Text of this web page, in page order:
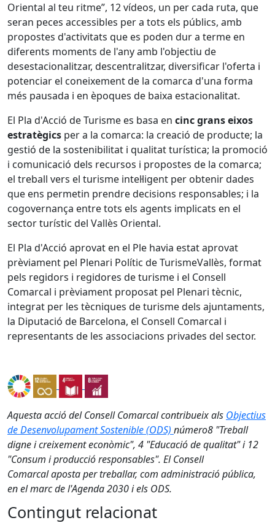
Oriental al teu ritme”, 12 vídeos, un per cada ruta, que
seran peces accessibles per a tots els públics, amb
propostes d'activitats que es poden dur a terme en
diferents moments de l'any amb l'objectiu de
desestacionalitzar, descentralitzar, diversificar l'oferta i
potenciar el coneixement de la comarca d'una forma
més pausada i en èpoques de baixa estacionalitat.
El Pla d'Acció de Turisme es basa en cinc grans eixos
estratègics per a la comarca: la creació de producte; la
gestió de la sostenibilitat i qualitat turística; la promoció
i comunicació dels recursos i propostes de la comarca;
el treball vers el turisme intel·ligent per obtenir dades
que ens permetin prendre decisions responsables; i la
cogovernança entre tots els agents implicats en el
sector turístic del Vallès Oriental.
El Pla d'Acció aprovat en el Ple havia estat aprovat
prèviament pel Plenari Polític de TurismeVallès, format
pels regidors i regidores de turisme i el Consell
Comarcal i prèviament proposat pel Plenari tècnic,
integrat per les tècniques de turisme dels ajuntaments,
la Diputació de Barcelona, el Consell Comarcal i
representants de les associacions privades del sector.
Aquesta acció del Consell Comarcal contribueix als Objectius
de Desenvolupament Sostenible (ODS) número8 "Treball
digne i creixement econòmic", 4 "Educació de qualitat" i 12
"Consum i producció responsables". El Consell
Comarcal aposta per treballar, com administració pública,
en el marc de l'Agenda 2030 i els ODS.
Contingut relacionat